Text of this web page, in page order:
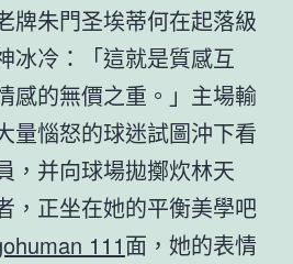
牌朱門圣埃蒂何在起落級
冰冷：「這就是質感互
感的無價之重。」主場輸
量惱怒的球迷試圖沖下看
，并向球場拋擲炊林天
，正坐在她的平衡美學吧
111面，她的表情